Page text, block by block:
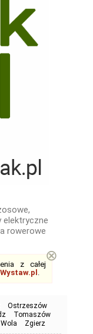
elektryczne
rowerowe
z całej
Wystaw.pl .
⊗
Ostrzeszów
Tomaszów
Zgierz